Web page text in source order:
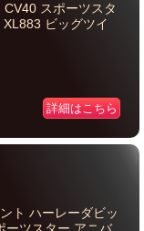
スポーツスタ
ビッグツイ
詳細はこちら
ト ハーレーダビッ